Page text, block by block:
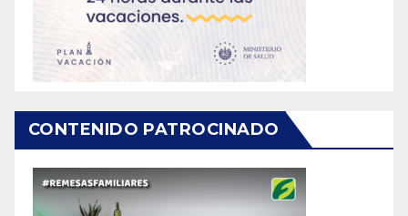
CONTENIDO PATROCINADO